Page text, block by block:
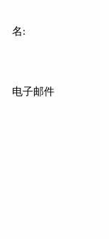
名:
电子邮件